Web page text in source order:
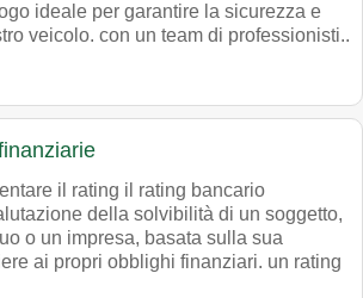
ideale per garantire la sicurezza e
veicolo. con un team di professionisti..
il rating il rating bancario
della solvibilità di un soggetto,
o un impresa, basata sulla sua
ai propri obblighi finanziari. un rating